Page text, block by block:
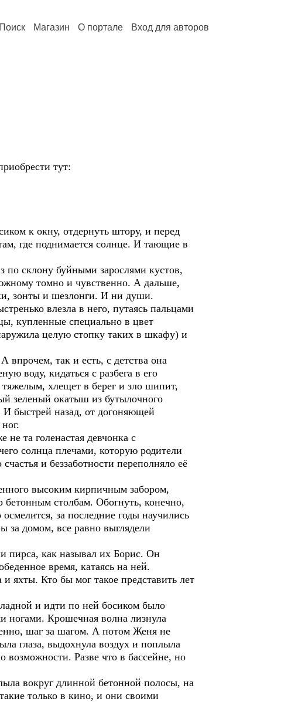
Поиск Магазин О портале Вход для авторов
тут:
к окну, отдернуть штору, и перед
где поднимается солнце. И тающие в
склону буйными зарослями кустов,
томно и чувственно. А дальше,
зонты и шезлонги. И ни души.
влезла в него, путаясь пальцами
купленные специально в цвет
целую стопку таких в шкафу) и
так и есть, с детства она
воду, кидаться с разбега в его
хлещет в берег и зло шипит,
зеленый окатыш из бутылочного
И быстрей назад, от догоняющей
та голенастая девчонка с
солнца плечами, которую родители
и беззаботности переполняло её
высоким кирпичным забором,
бетонным столбам. Обогнуть, конечно,
за последние годы научились
за домом, все равно выглядели
пирса, как называл их Борис. Он
время, катаясь на ней.
яхты. Кто бы мог такое представить лет
и идти по ней босиком было
ногами. Крошечная волна лизнула
шаг за шагом. А потом Женя не
глаза, выдохнула воздух и поплыла
Разве что в бассейне, но
вокруг длинной бетонной полосы, на
только в кино, и они своими